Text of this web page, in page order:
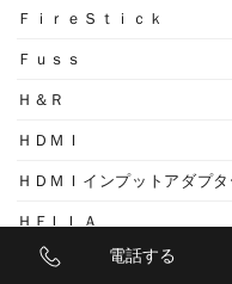
ＦｉｒｅＳｔｉｃｋ
Ｆｕｓｓ
Ｈ＆Ｒ
ＨＤＭＩ
ＨＤＭＩインプットアダプタ
ＨＥＬＬＡ
ＨＩＤバルブ交換
電話する